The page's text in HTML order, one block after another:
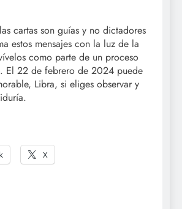
cartas son guías y no dictadores
estos mensajes con la luz de la
como parte de un proceso
El 22 de febrero de 2024 puede
Libra, si eliges observar y
X